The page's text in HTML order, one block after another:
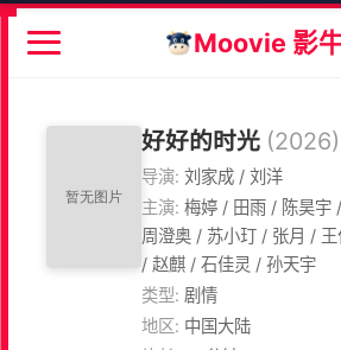
Moovie 影
好好的时光 (2026)
导演: 刘家成 / 刘洋
主演: 梅婷 / 田雨 / 陈昊宇
周澄奥 / 苏小玎 / 张月 /
/ 赵麒 / 石佳灵 / 孙天宇
类型: 剧情
地区: 中国大陆